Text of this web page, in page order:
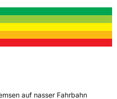
auf nasser Fahrbahn